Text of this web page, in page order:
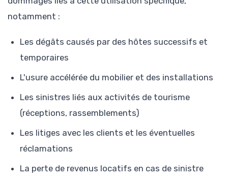
notamment :
Les dégâts causés par des hôtes successifs et
temporaires
L'usure accélérée du mobilier et des installations
Les sinistres liés aux activités de tourisme
(réceptions, rassemblements)
Les litiges avec les clients et les éventuelles
réclamations
La perte de revenus locatifs en cas de sinistre